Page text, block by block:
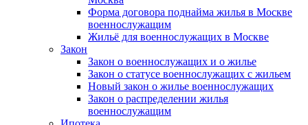
Форма договора поднайма жилья в Москве
военнослужащим
Жильё для военнослужащих в Москве
Закон
Закон о военнослужащих и о жилье
Закон о статусе военнослужащих с жильем
Новый закон о жилье военнослужащих
Закон о распределении жилья
военнослужащим